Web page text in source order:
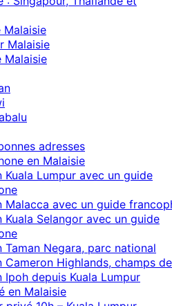
Malaisie
Malaisie
Malaisie
adresses
en Malaisie
Kuala Lumpur avec un guide
Malacca avec un guide
Kuala Selangor avec un guide
Taman Negara, parc national
Cameron Highlands, champs
Ipoh depuis Kuala Lumpur
en Malaisie